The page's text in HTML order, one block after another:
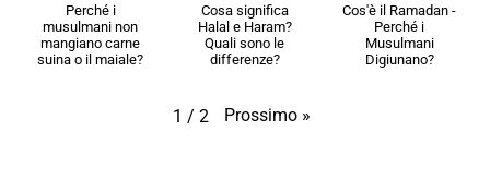
Perché i
musulmani non
mangiano carne
suina o il maiale?
Cosa significa
Halal e Haram?
Quali sono le
differenze?
Cos'è il Ramadan -
Perché i
Musulmani
Digiunano?
1 / 2 Prossimo »